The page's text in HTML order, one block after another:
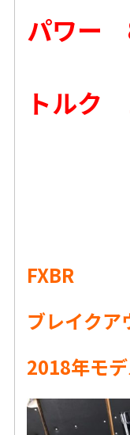
パワー
トルク
FXBR
ブレイクア
2018年モ